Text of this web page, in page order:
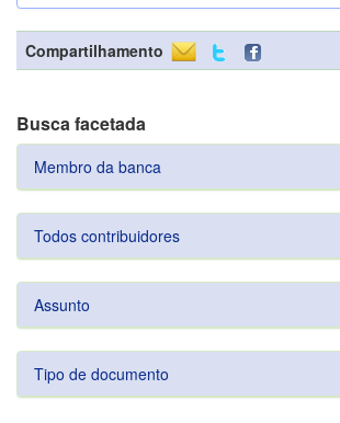
Compartilhamento
Busca facetada
Membro da banca
Todos contribuidores
Assunto
Tipo de documento